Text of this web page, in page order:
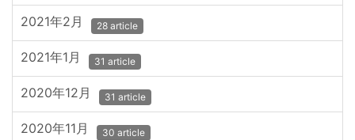
2021年2月 28 article
2021年1月 31 article
2020年12月 31 article
2020年11月 30 article